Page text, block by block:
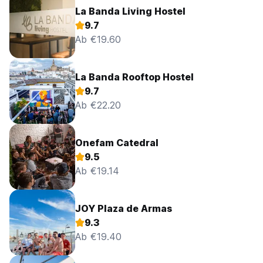
La Banda Living Hostel
9.7
Ab €19.60
La Banda Rooftop Hostel
9.7
Ab €22.20
Onefam Catedral
9.5
Ab €19.14
JOY Plaza de Armas
9.3
Ab €19.40